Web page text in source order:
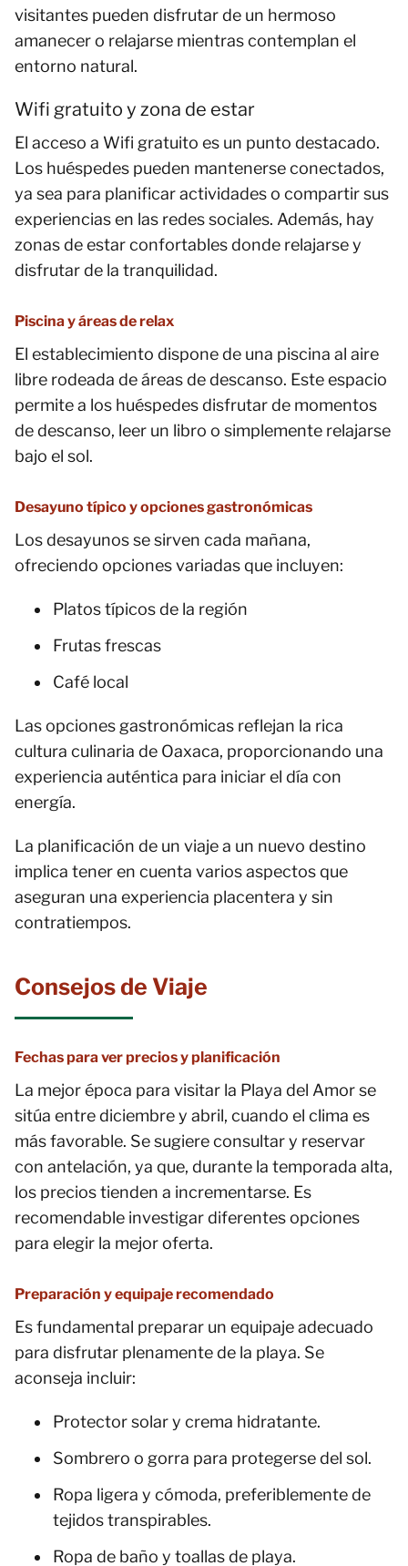
visitantes pueden disfrutar de un hermoso
amanecer o relajarse mientras contemplan el
entorno natural.
Wifi gratuito y zona de estar
El acceso a Wifi gratuito es un punto destacado.
Los huéspedes pueden mantenerse conectados,
ya sea para planificar actividades o compartir sus
experiencias en las redes sociales. Además, hay
zonas de estar confortables donde relajarse y
disfrutar de la tranquilidad.
Piscina y áreas de relax
El establecimiento dispone de una piscina al aire
libre rodeada de áreas de descanso. Este espacio
permite a los huéspedes disfrutar de momentos
de descanso, leer un libro o simplemente relajarse
bajo el sol.
Desayuno típico y opciones gastronómicas
Los desayunos se sirven cada mañana,
ofreciendo opciones variadas que incluyen:
Platos típicos de la región
Frutas frescas
Café local
Las opciones gastronómicas reflejan la rica
cultura culinaria de Oaxaca, proporcionando una
experiencia auténtica para iniciar el día con
energía.
La planificación de un viaje a un nuevo destino
implica tener en cuenta varios aspectos que
aseguran una experiencia placentera y sin
contratiempos.
Consejos de Viaje
Fechas para ver precios y planificación
La mejor época para visitar la Playa del Amor se
sitúa entre diciembre y abril, cuando el clima es
más favorable. Se sugiere consultar y reservar
con antelación, ya que, durante la temporada alta,
los precios tienden a incrementarse. Es
recomendable investigar diferentes opciones
para elegir la mejor oferta.
Preparación y equipaje recomendado
Es fundamental preparar un equipaje adecuado
para disfrutar plenamente de la playa. Se
aconseja incluir:
Protector solar y crema hidratante.
Sombrero o gorra para protegerse del sol.
Ropa ligera y cómoda, preferiblemente de
tejidos transpirables.
Ropa de baño y toallas de playa.